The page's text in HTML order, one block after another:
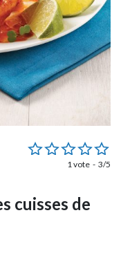
1 vote 3/5
cuisses de